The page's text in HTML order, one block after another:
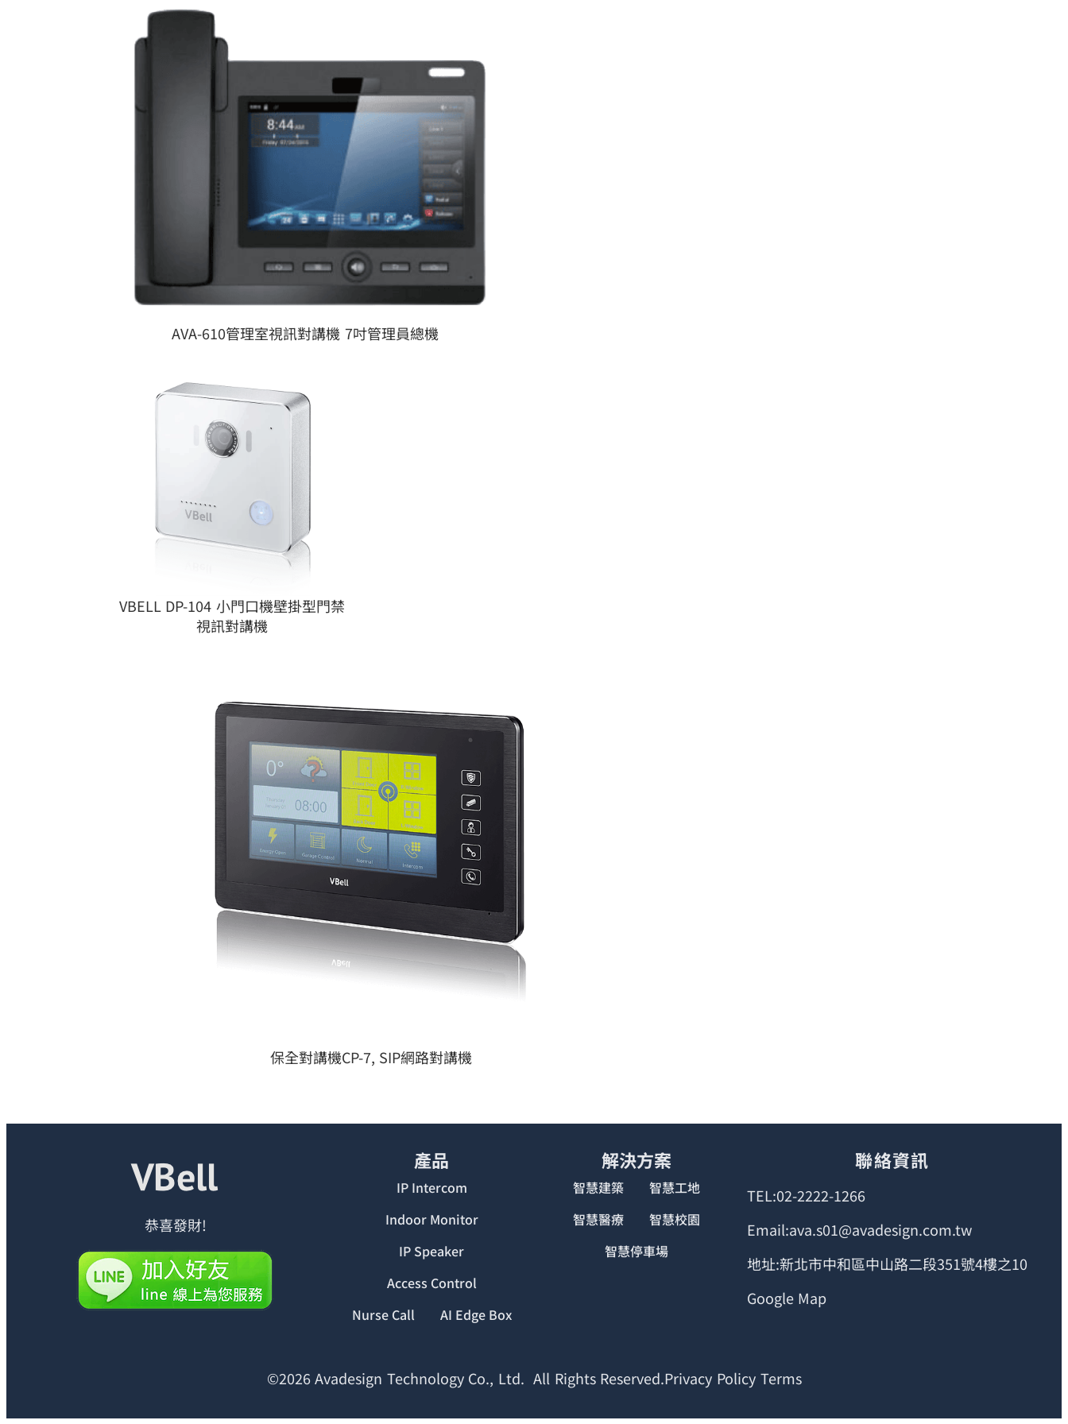
AVA-610管理室視訊對講機 7吋管理員總機
VBELL DP-104 小門口機壁掛型門禁
視訊對講機
保全對講機CP-7, SIP網路對講機
恭喜發財!
產品
IP Intercom
Indoor Monitor
IP Speaker
Access Control
Nurse Call
AI Edge Box
解決方案
智慧建築
智慧工地
智慧醫療
智慧校園
智慧停車場
聯絡資訊
TEL:02-2222-1266
Email:ava.s01@avadesign.com.tw
地址:新北市中和區中山路二段351號4樓之10
Google Map
©2026 Avadesign Technology Co., Ltd. All Rights Reserved.Privacy Policy Terms